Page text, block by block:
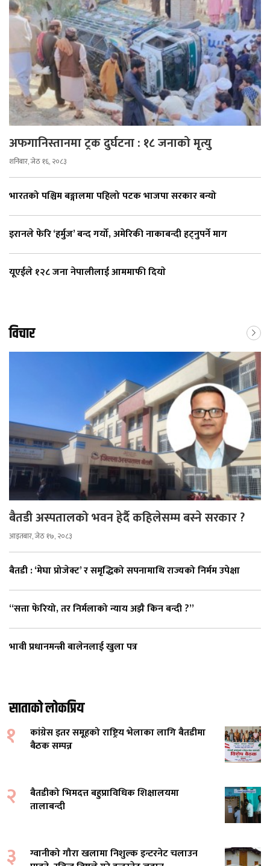
अफगानिस्तानमा ट्रक दुर्घटना : १८ जनाको मृत्यु
शनिबार, जेठ १६, २०८३
भारतको पश्चिम बङ्गालमा पहिलो पटक भाजपा सरकार बन्यो
इरानले फेरि ‘हर्मुज’ बन्द गर्यो, अमेरिकी नाकाबन्दी हट्नुपर्ने माग
यूएईले १२८ जना नेपालीलाई आममाफी दियाे
विचार
बैतडी अस्पतालको भवन हेर्दै कहिलेसम्म बस्ने सरकार ?
आइतबार, जेठ १७, २०८३
बैतडी : ‘मेघा प्रोजेक्ट’ र समृद्धिको सपनामाथि राज्यको निर्मम उपेक्षा
“सत्ता फेरियो, तर निर्मलाको न्याय अझै किन बन्दी ?”
भावी प्रधानमन्त्री बालेनलाई खुला पत्र
साताको लोकप्रिय
१
कांग्रेस इतर समूहको राष्ट्रिय भेलाका लागि बैतडीमा
बैठक सम्पन्न
२
बैतडीको भिमदत्त बहुप्राविधिक शिक्षालयमा
तालाबन्दी
३
ग्वानीको गौरा खलामा निशुल्क इन्टरनेट चलाउन